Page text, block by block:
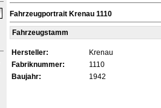
Fahrzeugportrait Krenau 1110
Fahrzeugstamm
Hersteller:
Krenau
Fabriknummer:
1110
Baujahr:
1942